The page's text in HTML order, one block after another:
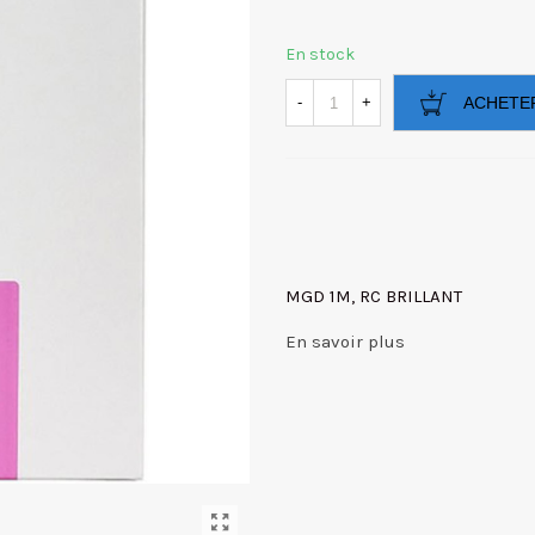
En stock
- +
MGD 1M, RC BRILLANT
En savoir plus